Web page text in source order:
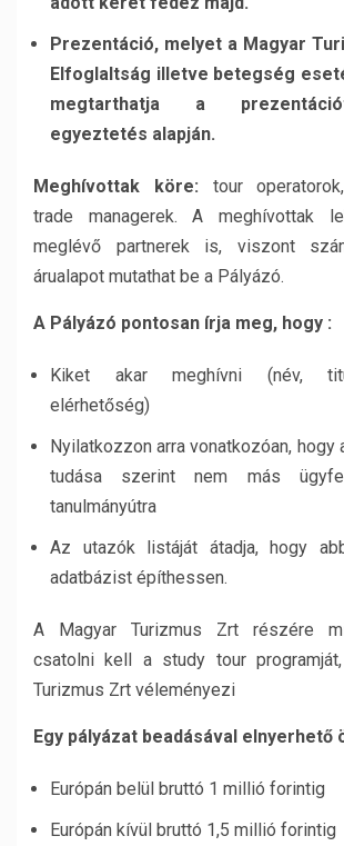
Prezentáció, melyet a Magyar
Elfoglaltság illetve betegség
megtarthatja a
egyeztetés alapján.
Meghívottak köre: tour
trade managerek. A meghívottak
meglévő partnerek is, viszont
árualapot mutathat be a Pályázó.
A Pályázó pontosan írja meg, hogy :
Kiket akar meghívni (név,
elérhetőség)
Nyilatkozzon arra vonatkozóan, hogy
tudása szerint nem más
tanulmányútra
Az utazók listáját átadja, hogy
adatbázist építhessen.
A Magyar Turizmus Zrt részére
csatolni kell a study tour
Turizmus Zrt véleményezi
Egy pályázat beadásával elnyerhető
Európán belül bruttó 1 millió forintig
Európán kívül bruttó 1,5 millió forintig